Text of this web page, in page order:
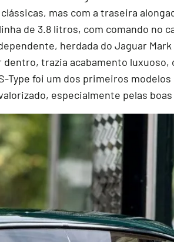
mas com a traseira
de 3.8 litros, com comando no
herdada do Jaguar
trazia acabamento
Type foi um dos primeiros
especialmente pelas